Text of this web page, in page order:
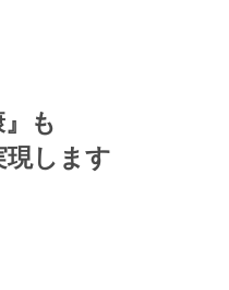
も
現します